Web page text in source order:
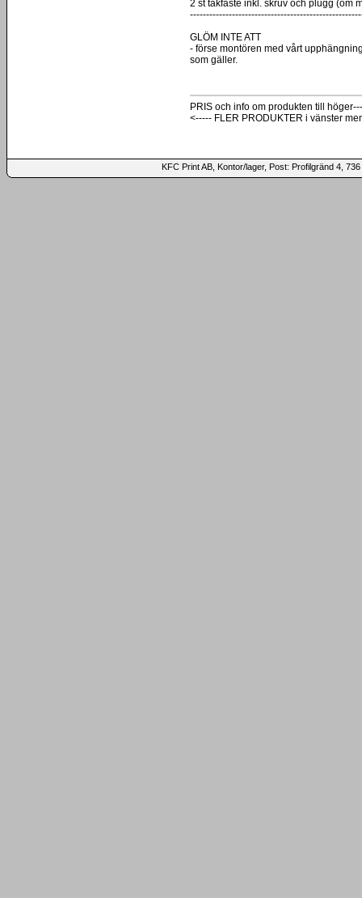
2 st takfäste inkl. skruv och plugg (om
GLÖM INTE ATT
- förse montören med vårt
som gäller.
PRIS och info om produkten till
<----- FLER PRODUKTER i vänster
KFC Print AB, Kontor/lager, Post: Profilgränd 4,